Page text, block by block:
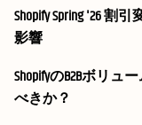
Shopify Spring '26
影響
ShopifyのB2Bボリュ
べきか？